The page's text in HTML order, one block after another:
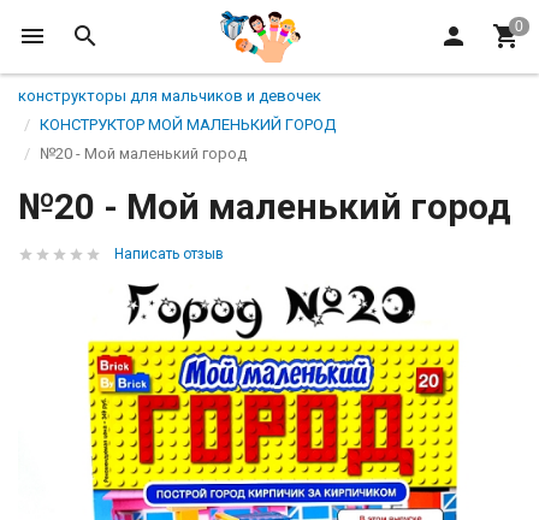
конструкторы для мальчиков и девочек
КОНСТРУКТОР МОЙ МАЛЕНЬКИЙ ГОРОД
№20 - Мой маленький город
№20 - Мой маленький город
Написать отзыв